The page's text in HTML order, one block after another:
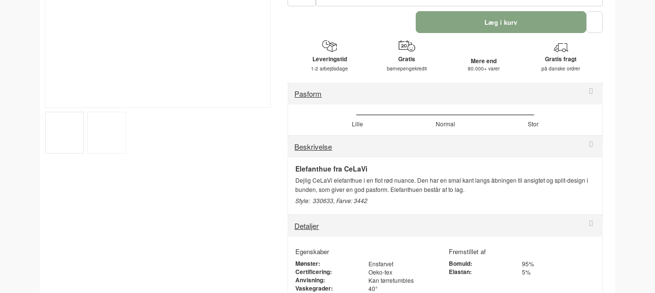
Læg i kurv
Leveringstid
1-2 arbejdsdage
Gratis
børnepengekredit
Mere end
80.000+ varer
Gratis fragt
på danske ordrer
Pasform
Lille Normal Stor
Beskrivelse
Elefanthue fra CeLaVi
Dejlig CeLaVi elefanthue i en flot rød nuance. Den har en smal kant langs åbningen til ansigtet og split-design i
bunden, som giver en god pasform. Elefanthuen består af to lag.
Style: 330633, Farve: 3442
Detaljer
Egenskaber
Mønster: Ensfarvet
Certificering: Oeko-tex
Anvisning: Kan tørretumbles
Vaskegrader: 40°
Fremstillet af
Bomuld: 95%
Elastan: 5%